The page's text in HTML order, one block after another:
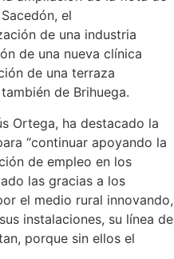
el
de una industria
de una nueva clínica
de una terraza
de Brihuega.
Ortega, ha destacado la
“continuar apoyando la
de empleo en los
las gracias a los
el medio rural innovando,
instalaciones, su línea de
porque sin ellos el